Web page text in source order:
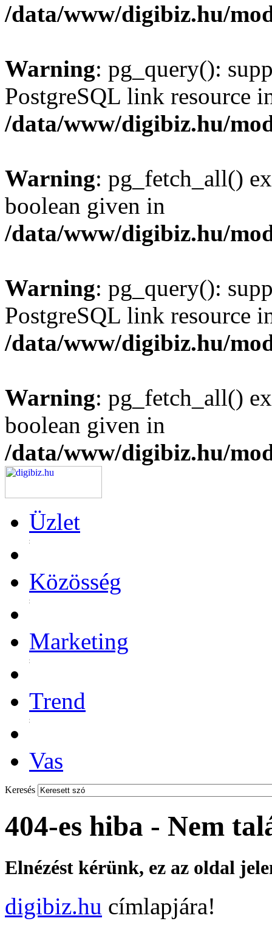
/data/www/digibiz.hu/
Warning: pg_query():
PostgreSQL link resource
/data/www/digibiz.hu/
Warning: pg_fetch_all()
boolean given in
/data/www/digibiz.hu/
Warning: pg_query():
PostgreSQL link resource
/data/www/digibiz.hu/
Warning: pg_fetch_all()
boolean given in
/data/www/digibiz.hu/
Üzlet
Közösség
Marketing
Trend
Vas
Keresés
404-es hiba - Nem
Elnézést kérünk, ez az oldal
digibiz.hu címlapjára!